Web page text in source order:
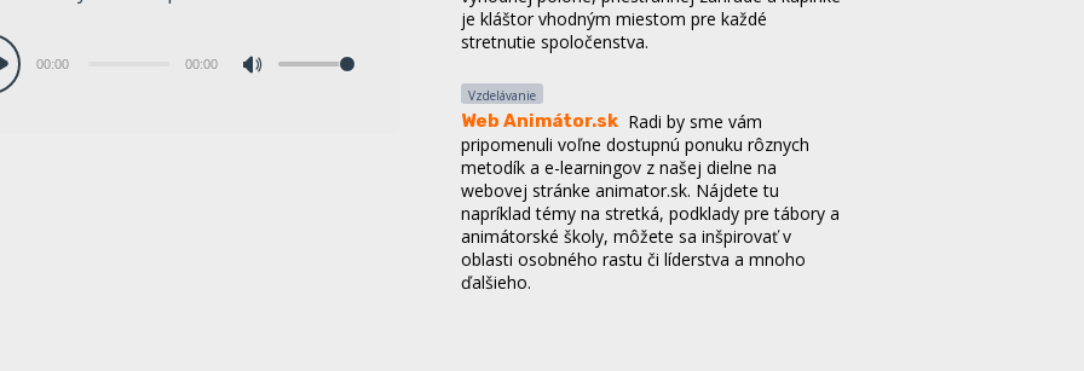
00:00 00:00
Pomocou
stretnutie spoločenstva.
Web Animátor.sk
pripomenuli voľne dostupnú ponuku rôznych
metodík a e-learningov z našej dielne na
webovej stránke animator.sk. Nájdete tu
napríklad témy na stretká, podklady pre tábory a
animátorské školy, môžete sa inšpirovať v
oblasti osobného rastu či líderstva a mnoho
ďalšieho.